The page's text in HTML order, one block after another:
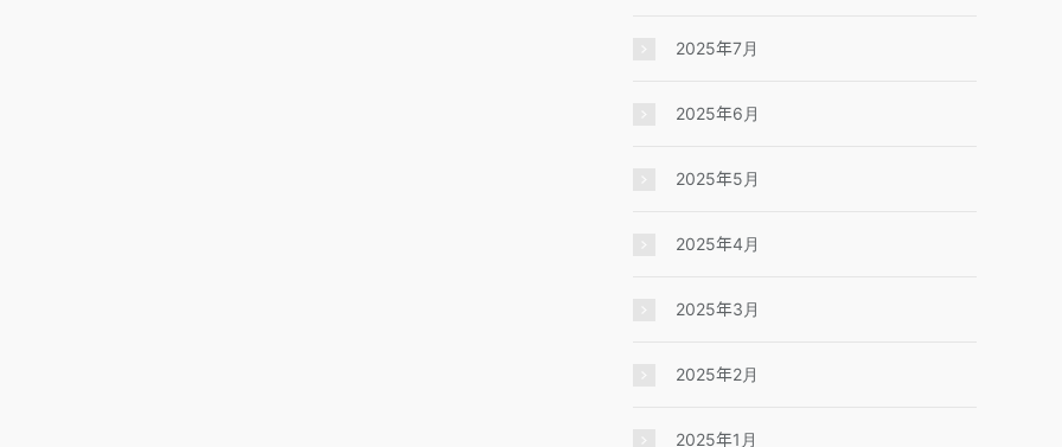
2025年7月
2025年6月
2025年5月
2025年4月
2025年3月
2025年2月
2025年1月